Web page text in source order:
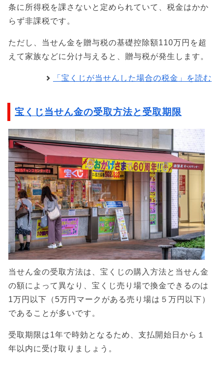
条に所得税を課さないと定められていて、税金はかか
らず非課税です。
ただし、当せん金を贈与税の基礎控除額110万円を超
えて家族などに分け与えると、贈与税が発生します。
「宝くじが当せんした場合の税金」を読む
宝くじ当せん金の受取方法と受取期限
当せん金の受取方法は、宝くじの購入方法と当せん金
の額によって異なり、宝くじ売り場で換金できるのは
1万円以下（5万円マークがある売り場は５万円以下）
であることが多いです。
受取期限は1年で時効となるため、支払開始日から１
年以内に受け取りましょう。